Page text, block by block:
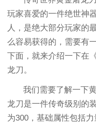
玩家喜爱的一件绝世神
人，是绝大部分玩家的
么容易获得的，需要有
下面，就来介绍一下在
龙刀。
我们需要了解一下
龙刀是一件传奇级别的
为300，基础属性包括